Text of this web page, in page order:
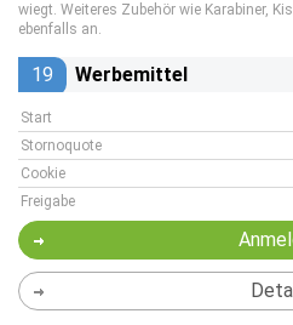
wiegt. Weiteres Zubehör wie Karabiner,
ebenfalls an.
19 Werbemittel
Start
Stornoquote
Cookie
Freigabe